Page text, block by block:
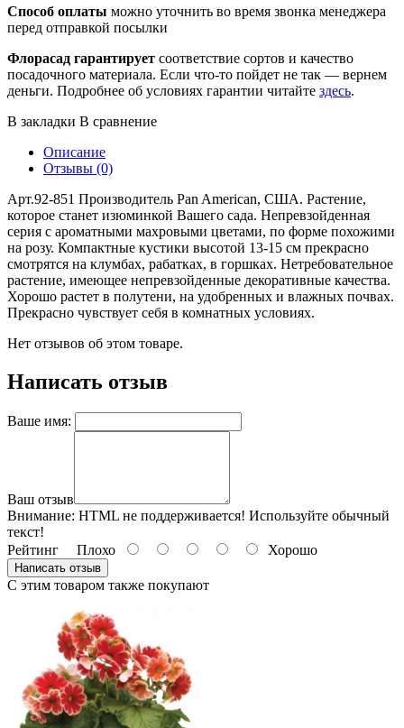
Способ оплаты можно уточнить во время звонка менеджера
перед отправкой посылки
Флорасад гарантирует соответствие сортов и качество
посадочного материала. Если что-то пойдет не так — вернем
деньги. Подробнее об условиях гарантии читайте здесь.
В закладки В сравнение
Описание
Отзывы (0)
Арт.92-851 Производитель Pan American, США. Растение,
которое станет изюминкой Вашего сада. Непревзойденная
серия с ароматными махровыми цветами, по форме похожими
на розу. Компактные кустики высотой 13-15 см прекрасно
смотрятся на клумбах, рабатках, в горшках. Нетребовательное
растение, имеющее непревзойденные декоративные качества.
Хорошо растет в полутени, на удобренных и влажных почвах.
Прекрасно чувствует себя в комнатных условиях.
Нет отзывов об этом товаре.
Написать отзыв
Ваше имя:
Ваш отзыв
Внимание: HTML не поддерживается! Используйте обычный
текст!
Рейтинг Плохо Хорошо
Написать отзыв
С этим товаром также покупают